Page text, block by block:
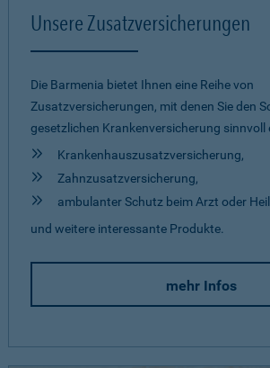
Unsere Zusatzversicherungen
Die Barmenia bietet Ihnen eine Reihe von
Zusatzversicherungen, mit denen Sie den
gesetzlichen Krankenversicherung sinnvoll
Krankenhauszusatzversicherung,
Zahnzusatzversicherung,
ambulanter Schutz beim Arzt oder
und weitere interessante Produkte.
mehr Infos